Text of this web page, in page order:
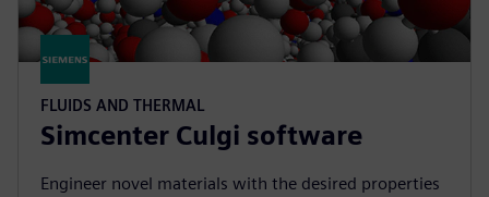
FLUIDS AND THERMAL
Simcenter Culgi software
Engineer novel materials with the desired properties